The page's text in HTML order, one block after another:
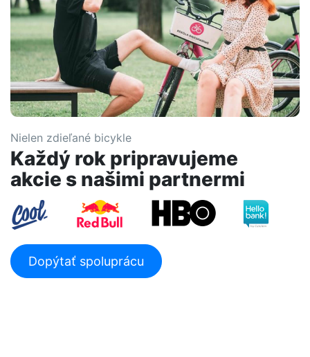
CENNÍK
PARKOVANIE
ČASTÉ OTÁZKY
Nielen zdieľané bicykle
Každý rok pripravujeme
akcie s našimi partnermi
Dopýtať spoluprácu